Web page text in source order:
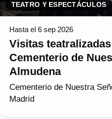
TEATRO Y ESPECTÁCULOS
Hasta el 6 sep 2026
Visitas
Cementerio de
Almudena
Cementerio de Nuestra
Madrid